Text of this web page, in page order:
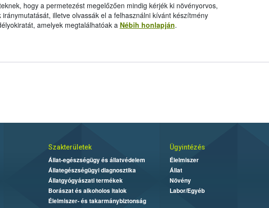
hogy a permetezést megelőzően mindig kérjék ki növényorvos,
illetve olvassák el a felhasználni kívánt készítmény
amelyek megtalálhatóak a Nébih honlapján.
Szakterületek
Állat-egészségügy és állatvédelem
Állategészségügyi diagnosztika
Állatgyógyászati termékek
Borászat és alkoholos italok
Élelmiszer- és takarmánybiztonság
Ügyintézés
Élelmiszer
Állat
Növény
Labor/Egyéb